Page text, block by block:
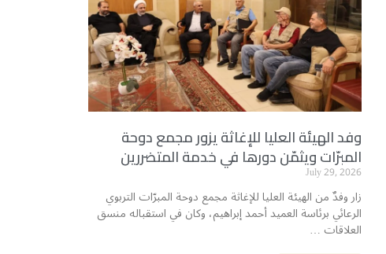
وفد الهيئة العليا للإغاثة يزور مجمع دوحة
المبرّات ويثمّن دورها في خدمة المتضررين
July 29, 2026
زار وفدٌ من الهيئة العليا للإغاثة مجمع دوحة المبرّات التربوي
الرعائي برئاسة العميد أحمد إبراهيم، وكان في استقباله منسق
العلاقات …